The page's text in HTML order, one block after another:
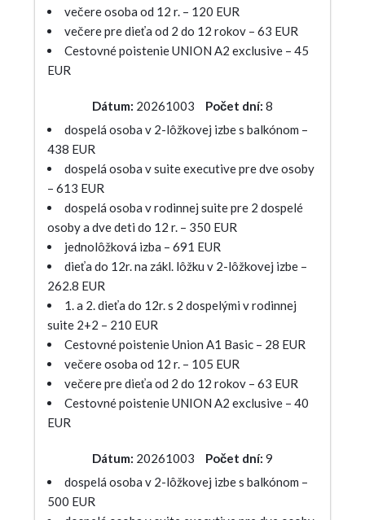
večere osoba od 12 r. – 120 EUR
večere pre dieťa od 2 do 12 rokov – 63 EUR
Cestovné poistenie UNION A2 exclusive – 45
EUR
Dátum: 20261003 Počet dní: 8
dospelá osoba v 2-lôžkovej izbe s balkónom –
438 EUR
dospelá osoba v suite executive pre dve osoby
– 613 EUR
dospelá osoba v rodinnej suite pre 2 dospelé
osoby a dve deti do 12 r. – 350 EUR
jednolôžková izba – 691 EUR
dieťa do 12r. na zákl. lôžku v 2-lôžkovej izbe –
262.8 EUR
1. a 2. dieťa do 12r. s 2 dospelými v rodinnej
suite 2+2 – 210 EUR
Cestovné poistenie Union A1 Basic – 28 EUR
večere osoba od 12 r. – 105 EUR
večere pre dieťa od 2 do 12 rokov – 63 EUR
Cestovné poistenie UNION A2 exclusive – 40
EUR
Dátum: 20261003 Počet dní: 9
dospelá osoba v 2-lôžkovej izbe s balkónom –
500 EUR